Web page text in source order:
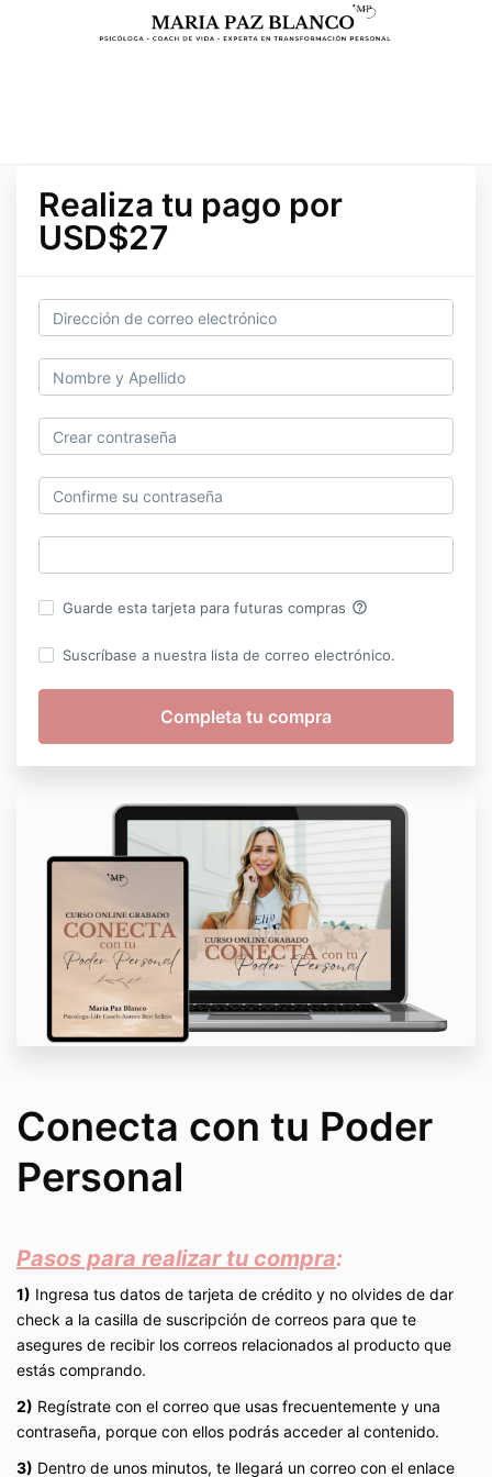
Realiza tu pago por
USD$27
Guarde esta tarjeta para futuras compras help_outline
Suscríbase a nuestra lista de correo electrónico.
Conecta con tu Poder
Personal
Pasos para realizar tu compra:
1) Ingresa tus datos de tarjeta de crédito y no olvides de dar
check a la casilla de suscripción de correos para que te
asegures de recibir los correos relacionados al producto que
estás comprando.
2) Regístrate con el correo que usas frecuentemente y una
contraseña, porque con ellos podrás acceder al contenido.
3) Dentro de unos minutos, te llegará un correo con el enlace